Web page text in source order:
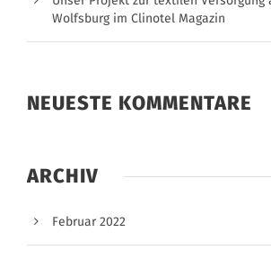
Wolfsburg im Clinotel Magazin
NEUESTE KOMMENTARE
ARCHIV
Februar 2022